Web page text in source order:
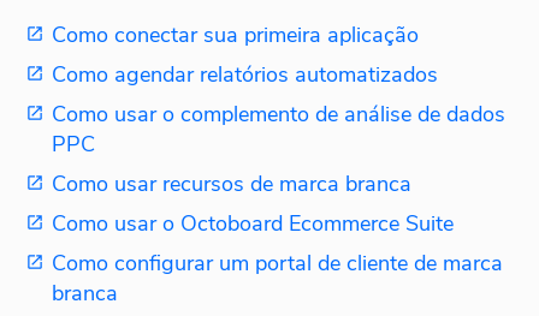
Como conectar sua primeira aplicação
Como agendar relatórios automatizados
Como usar o complemento de análise de dados
PPC
Como usar recursos de marca branca
Como usar o Octoboard Ecommerce Suite
Como configurar um portal de cliente de marca
branca